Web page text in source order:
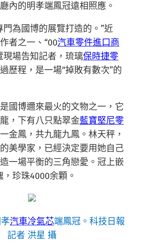
內的明孝端鳳冠遠相照應。
門為國博的展覽打造的。”近
者之一、“00汽車零件進口商
現場告知記者，琉璃保時捷零
歷程，是一場“掉敗有數次”的
國博邇來最火的文物之一，它
，下有八只點翠金藍寶堅尼零
金鳳，共九龍九鳳。林天秤，
美學家，已經決定要用她自己
一場平衡的三角戀愛。冠上嵌
，珍珠4000余顆。
汽車冷氣芯端鳳冠。科技日報
記者 洪星 攝